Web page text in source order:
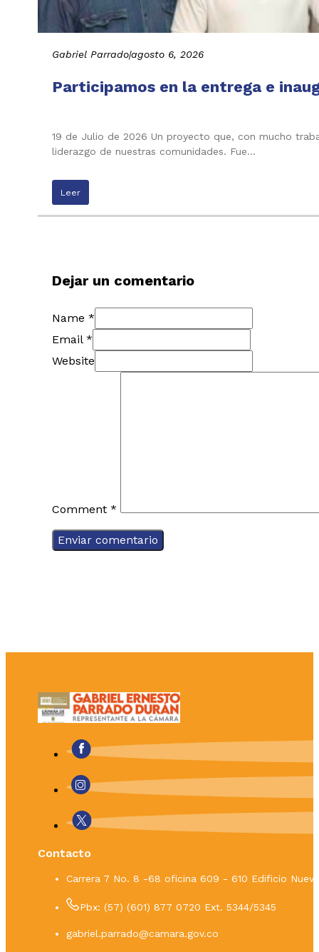
Gabriel Parrado|agosto 6, 2026
Participamos en la entrega e
19 de Julio de 2026 Un proyecto que, con mucho
liderazgo de nuestras comunidades. Fue…
Leer
Dejar un comentario
Name *
Email *
Website
Comment *
Contacto
Carrera 7 No. 8 -68 oficina 609 - 610 Edificio
Pbx: (57) (601) 877 0720 Ext. 5344/5345
gabriel.parrado@camara.gov.co